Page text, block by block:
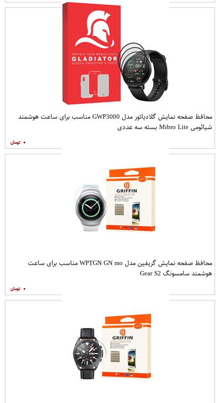
محافظ صفحه نمایش گلادیاتور مدل GWP3000 مناسب برای ساعت هوشمند
شیائومی Mibro Lite بسته سه عددی
۰
محافظ صفحه نمایش گریفین مدل WPTGN GN mo مناسب برای ساعت
هوشمند سامسونگ Gear S2
۰